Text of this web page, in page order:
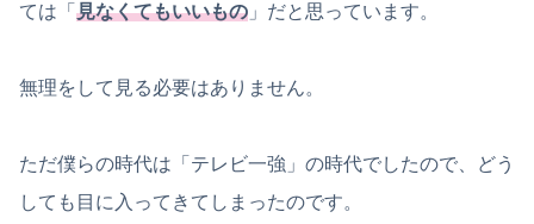
ては「 見なくてもいいもの 」だと思っています。
無理をして見る必要はありません。
ただ僕らの時代は「テレビ一強」の時代でしたので、どう
しても目に入ってきてしまったのです。